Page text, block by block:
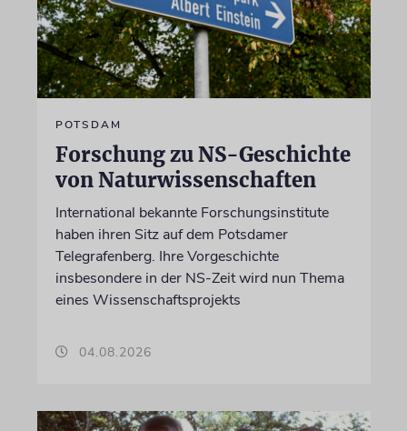
POTSDAM
Forschung zu NS-Geschichte
von Naturwissenschaften
International bekannte Forschungsinstitute
haben ihren Sitz auf dem Potsdamer
Telegrafenberg. Ihre Vorgeschichte
insbesondere in der NS-Zeit wird nun Thema
eines Wissenschaftsprojekts
04.08.2026